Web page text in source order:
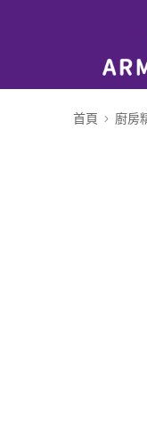
首頁 廚房